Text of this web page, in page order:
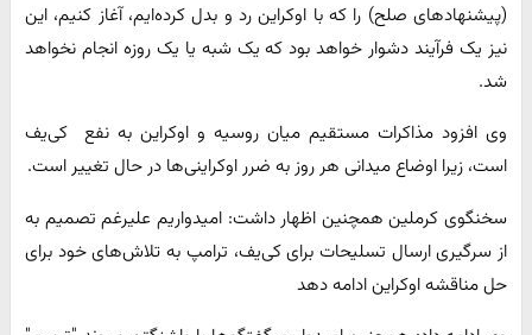
(پیشنهادهای صلح) را که با اوکراین رد و بدل کرده‌ایم، آغاز کنیم، این
نیز یک فرآیند دشوار خواهد بود که یک شبه یا یک روزه انجام نخواهد
شد.
وی افزود مذاکرات مستقیم میان روسیه و اوکراین به نفع کی‌یف
است، زیرا اوضاع میدانی هر روز به ضرر اوکراینی‌ها در حال تغییر است.
سخنگوی کرملین همچنین اظهار داشت: امیدواریم علیرغم تصمیم به
از سرگیری ارسال تسلیحات برای کی‌یف، ترامپ به تلاش‌های خود برای
حل مناقشه اوکراین ادامه دهد